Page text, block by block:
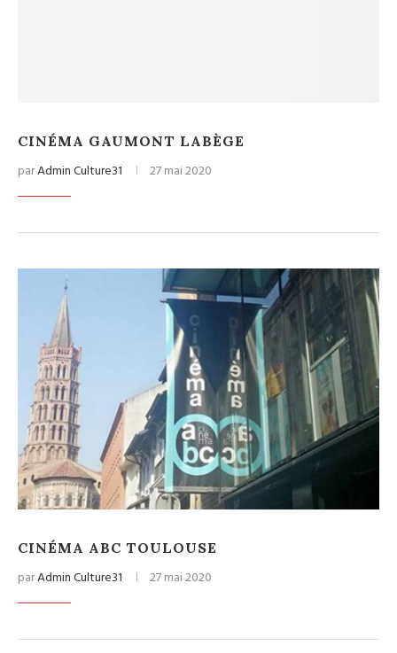
CINÉMA GAUMONT LABÈGE
parAdmin Culture31 27 mai 2020
CINÉMA ABC TOULOUSE
parAdmin Culture31 27 mai 2020